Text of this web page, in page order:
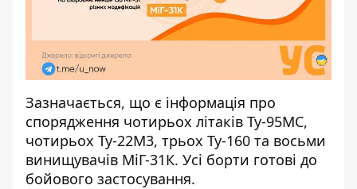
Зазначається, що є інформація про
спорядження чотирьох літаків Ту-95МС,
чотирьох Ту-22М3, трьох Ту-160 та восьми
винищувачів МіГ-31К. Усі борти готові до
бойового застосування.